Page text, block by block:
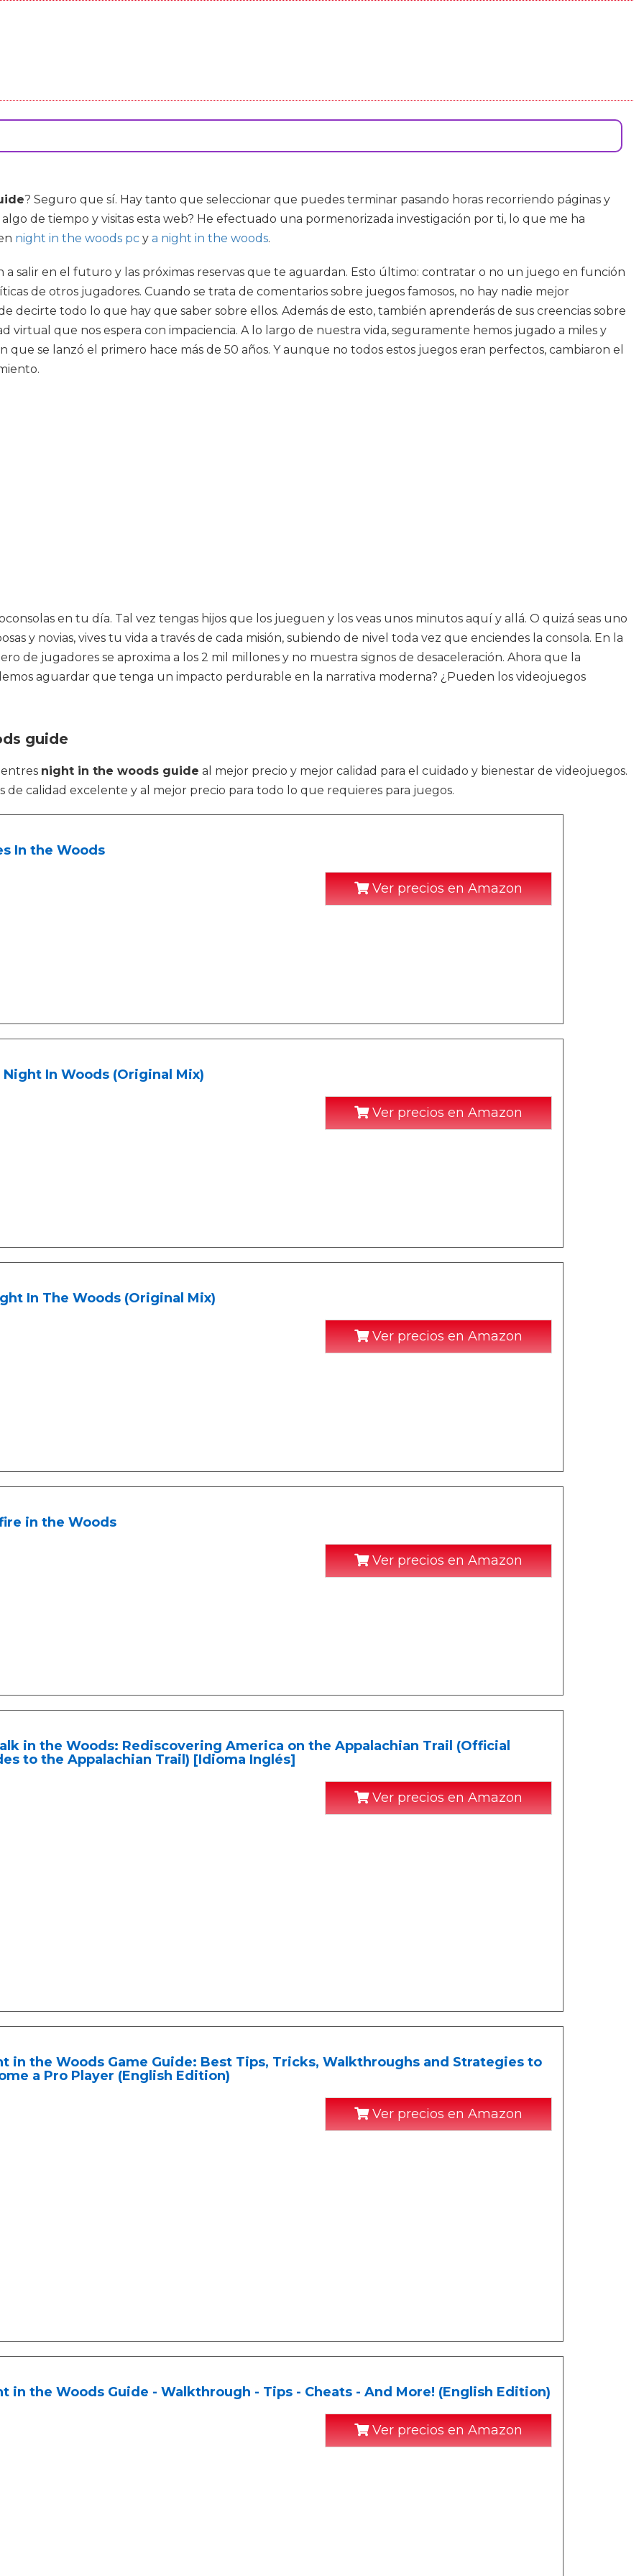
? Seguro que sí. Hay tanto que seleccionar que puedes terminar pasando horas recorriendo páginas y
de tiempo y visitas esta web? He efectuado una pormenorizada investigación por ti, lo que me ha
night in the woods pc y a night in the woods.
a salir en el futuro y las próximas reservas que te aguardan. Esto último: contratar o no un juego en función
de otros jugadores. Cuando se trata de comentarios sobre juegos famosos, no hay nadie mejor
todo lo que hay que saber sobre ellos. Además de esto, también aprenderás de sus creencias sobre
virtual que nos espera con impaciencia. A lo largo de nuestra vida, seguramente hemos jugado a miles y
que se lanzó el primero hace más de 50 años. Y aunque no todos estos juegos eran perfectos, cambiaron el
en tu día. Tal vez tengas hijos que los jueguen y los veas unos minutos aquí y allá. O quizá seas uno
y novias, vives tu vida a través de cada misión, subiendo de nivel toda vez que enciendes la consola. En la
de jugadores se aproxima a los 2 mil millones y no muestra signos de desaceleración. Ahora que la
aguardar que tenga un impacto perdurable en la narrativa moderna? ¿Pueden los videojuegos
guide
night in the woods guide al mejor precio y mejor calidad para el cuidado y bienestar de videojuegos.
calidad excelente y al mejor precio para todo lo que requieres para juegos.
In the Woods
Ver precios en Amazon
Night In Woods (Original Mix)
Ver precios en Amazon
In The Woods (Original Mix)
Ver precios en Amazon
in the Woods
Ver precios en Amazon
in the Woods: Rediscovering America on the Appalachian Trail (Official
to the Appalachian Trail) [Idioma Inglés]
Ver precios en Amazon
in the Woods Game Guide: Best Tips, Tricks, Walkthroughs and Strategies to
a Pro Player (English Edition)
Ver precios en Amazon
in the Woods Guide - Walkthrough - Tips - Cheats - And More! (English Edition)
Ver precios en Amazon